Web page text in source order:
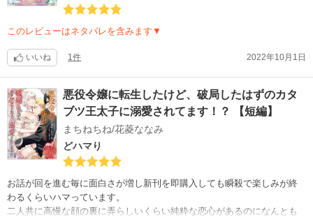
このレビューはネタバレを含みます▼
いいね 1件 2022年10月1日
悪役令嬢に転生したけど、破局したはずのカタ
ブツ王太子に溺愛されてます！？ 【短編】
まちねちね/花菱ななみ
どハマり
お話が回を進む毎に面白さが増し新刊を即購入しても瞬殺で楽しみが終
わるくらいハマっています。
二人共に高慢な顔の裏に弄らしいくらい純粋な恋心があるのになんとも